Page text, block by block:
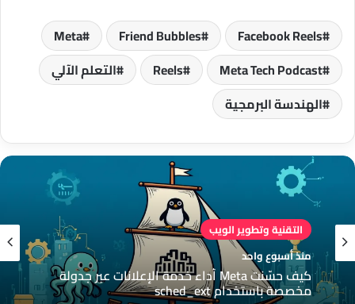
Facebook Reels
Friend Bubbles
Meta
Meta Tech Podcast
Reels
التعلم الآلي
الهندسة البرمجية
التقنية وتطوير الويب
منذ أسبوع واحد
كيف حسّنت Meta أداء خدمة الإعلانات عبر جدولة
مخصصة باستخدام sched_ext